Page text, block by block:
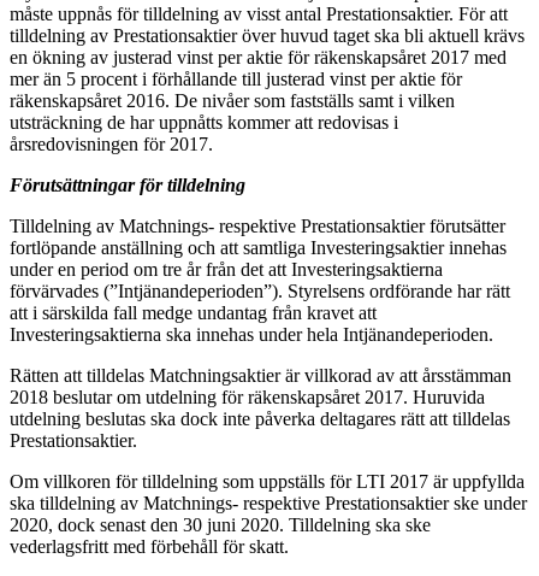
måste uppnås för tilldelning av visst antal Prestationsaktier. För att
tilldelning av Prestationsaktier över huvud taget ska bli aktuell krävs
en ökning av justerad vinst per aktie för räkenskapsåret 2017 med
mer än 5 procent i förhållande till justerad vinst per aktie för
räkenskapsåret 2016. De nivåer som fastställs samt i vilken
utsträckning de har uppnåtts kommer att redovisas i
årsredovisningen för 2017.
Förutsättningar för tilldelning
Tilldelning av Matchnings- respektive Prestationsaktier förutsätter
fortlöpande anställning och att samtliga Investeringsaktier innehas
under en period om tre år från det att Investeringsaktierna
förvärvades (”Intjänandeperioden”). Styrelsens ordförande har rätt
att i särskilda fall medge undantag från kravet att
Investeringsaktierna ska innehas under hela Intjänandeperioden.
Rätten att tilldelas Matchningsaktier är villkorad av att årsstämman
2018 beslutar om utdelning för räkenskapsåret 2017. Huruvida
utdelning beslutas ska dock inte påverka deltagares rätt att tilldelas
Prestationsaktier.
Om villkoren för tilldelning som uppställs för LTI 2017 är uppfyllda
ska tilldelning av Matchnings- respektive Prestationsaktier ske under
2020, dock senast den 30 juni 2020. Tilldelning ska ske
vederlagsfritt med förbehåll för skatt.